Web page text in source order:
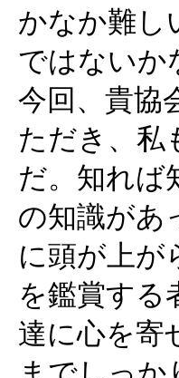
かなか難し
ではないか
今回、貴協
ただき、私
だ。知れば
の知識があ
に頭が上が
を鑑賞する
達に心を寄